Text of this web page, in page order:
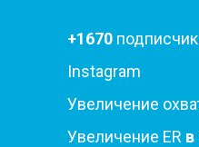
+1670
Instagram
Увеличение
Увеличение ER в